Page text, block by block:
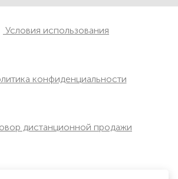
Условия использования
конфиденциальности
дистанционной продажи